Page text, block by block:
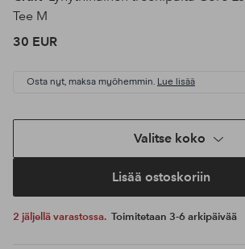
Tee M
30 EUR
Osta nyt, maksa myöhemmin. Lue lisää
Valitse koko
Lisää ostoskoriin
2 jäljellä varastossa. Toimitetaan 3-6 arkipäivää